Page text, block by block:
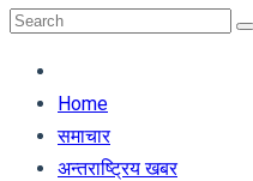
Home
समाचार
अन्तराष्ट्रिय खबर